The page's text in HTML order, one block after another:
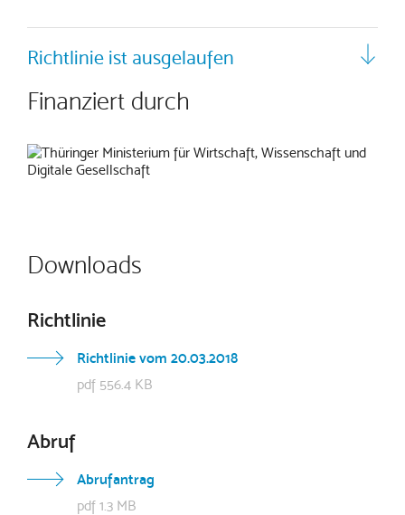
Richtlinie ist ausgelaufen
Finanziert durch
Downloads
Richtlinie
Richtlinie vom 20.03.2018
pdf 556.4 KB
Abruf
Abrufantrag
pdf 1.3 MB